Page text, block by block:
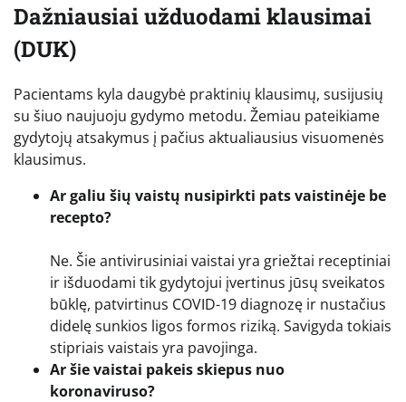
Dažniausiai užduodami klausimai
(DUK)
Pacientams kyla daugybė praktinių klausimų, susijusių
su šiuo naujuoju gydymo metodu. Žemiau pateikiame
gydytojų atsakymus į pačius aktualiausius visuomenės
klausimus.
Ar galiu šių vaistų nusipirkti pats vaistinėje be
recepto?
Ne. Šie antivirusiniai vaistai yra griežtai receptiniai
ir išduodami tik gydytojui įvertinus jūsų sveikatos
būklę, patvirtinus COVID-19 diagnozę ir nustačius
didelę sunkios ligos formos riziką. Savigyda tokiais
stipriais vaistais yra pavojinga.
Ar šie vaistai pakeis skiepus nuo
koronaviruso?